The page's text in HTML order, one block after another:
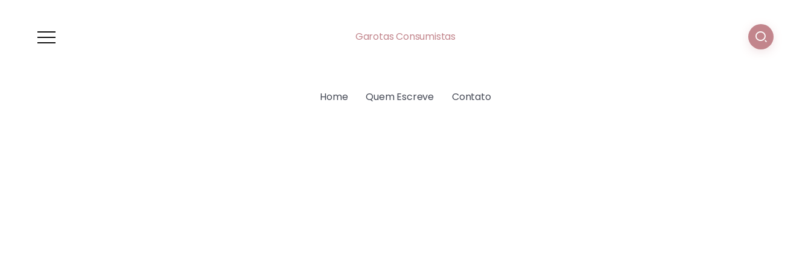
Garotas Consumistas
Home Quem Escreve Contato